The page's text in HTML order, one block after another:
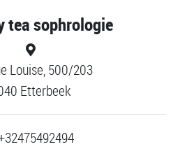
tea sophrologie
Louise, 500/203
Etterbeek